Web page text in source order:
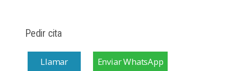
Pedir cita
Llamar Enviar WhatsApp